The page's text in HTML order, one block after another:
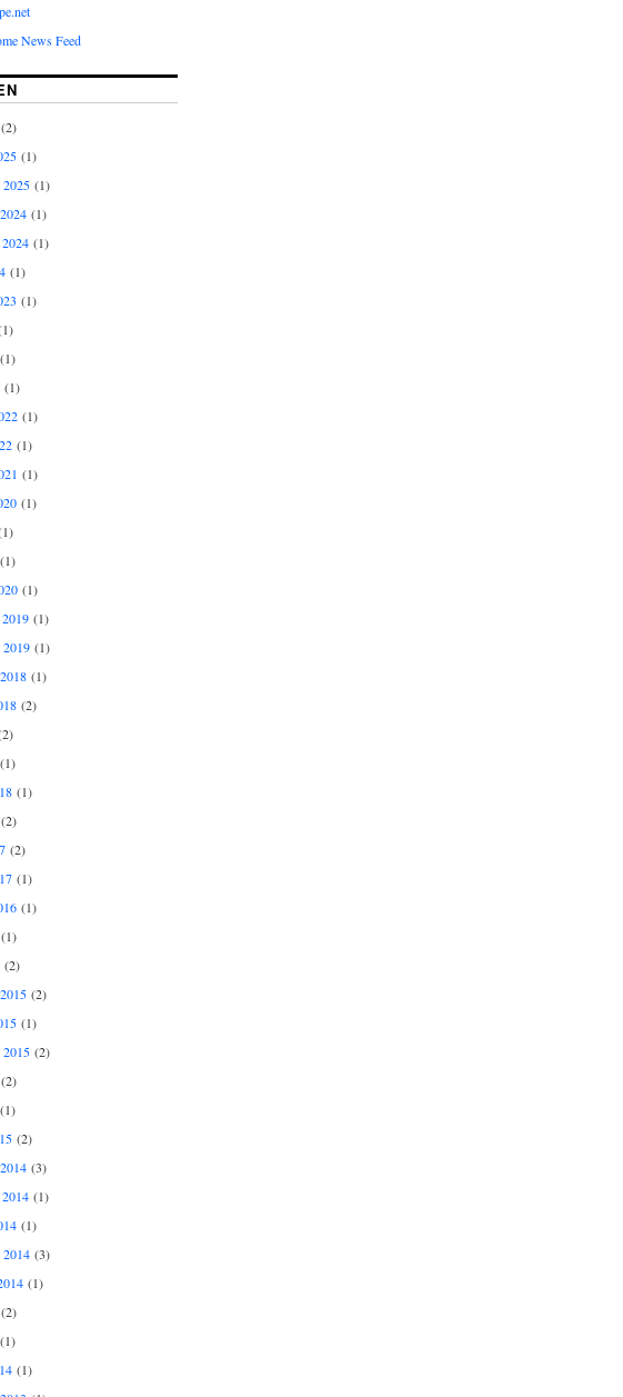
News Feed
(2)
(1)
2025 (1)
(1)
(1)
(1)
(1)
(1)
(1)
(1)
(1)
(1)
(1)
(1)
(1)
(1)
2019 (1)
(1)
(2)
(1)
(1)
(2)
(2)
(1)
(1)
(1)
(2)
(2)
(1)
2015 (2)
(2)
(1)
(2)
(3)
(1)
(1)
2014 (3)
(1)
(2)
(1)
(1)